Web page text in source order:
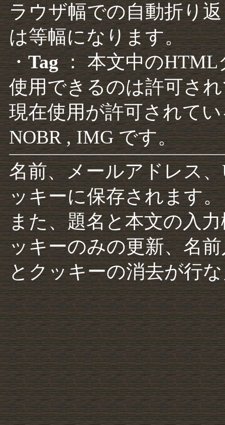
ラウザ幅での自動折り
は等幅になります。
・Tag： 本文中のHTML
使用できるのは許可さ
現在使用が許可されて
NOBR , IMG です。
名前、メールアドレス
ッキーに保存されます。
また、題名と本文の入
ッキーのみの更新、名
とクッキーの消去が行